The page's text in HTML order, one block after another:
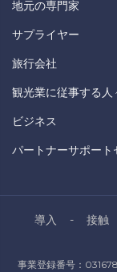
地元の専門家
サプライヤー
旅行会社
観光業に従事する人
ビジネス
パートナーサポート
導入 接触
事業登録番号：